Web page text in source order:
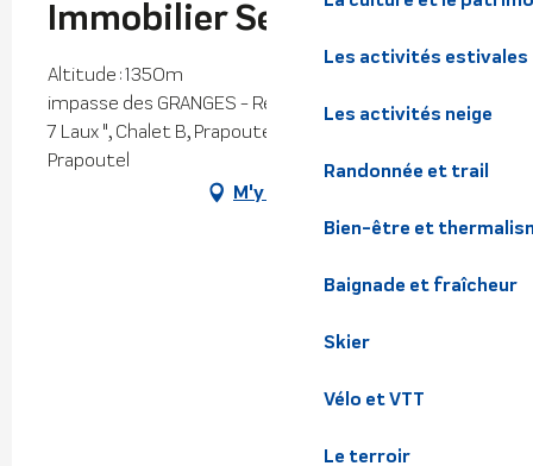
Les activités estivales
Les activités neige
Randonnée et trail
Bien-être et
Baignade et fraîcheur
Skier
Vélo et VTT
Le terroir
Immobilier Services
Altitude : 1350m
impasse des GRANGES - Résidence "les Granges des
7 Laux ", Chalet B, Prapoutel, 38190 Les Sept Laux
Prapoutel
M'y rendre